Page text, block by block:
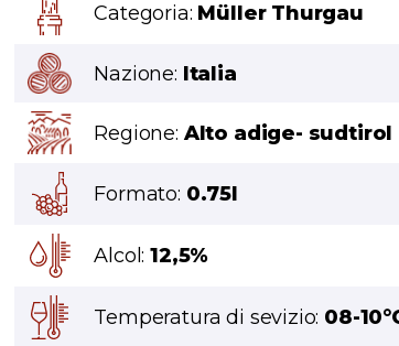
Categoria: Müller Thurgau
Nazione: Italia
Regione: Alto adige- sudtirol
Formato: 0.75l
Alcol:12,5%
Temperatura di sevizio: 08-